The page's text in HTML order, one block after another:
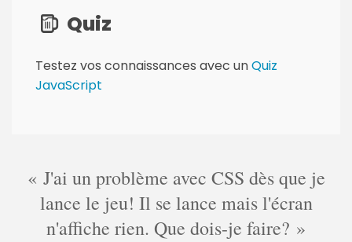
Quiz
Testez vos connaissances avec unQuiz
JavaScript
J'ai un problème avec CSS dès que je
lance le jeu! Il se lance mais l'écran
n'affiche rien. Que dois-je faire?